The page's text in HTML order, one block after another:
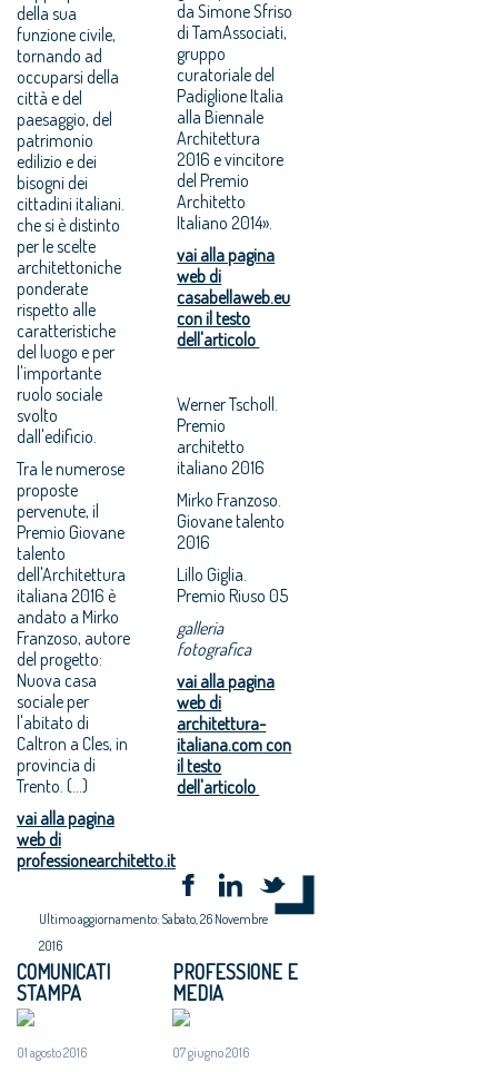
della sua
funzione civile,
tornando ad
occuparsi della
città e del
paesaggio, del
patrimonio
edilizio e dei
bisogni dei
cittadini italiani.
che si è distinto
per le scelte
architettoniche
ponderate
rispetto alle
caratteristiche
del luogo e per
l'importante
ruolo sociale
svolto
dall'edificio.
Tra le numerose
proposte
pervenute, il
Premio Giovane
talento
dell'Architettura
italiana 2016 è
andato a Mirko
Franzoso, autore
del progetto:
Nuova casa
sociale per
l'abitato di
Caltron a Cles, in
provincia di
Trento. (...)
vai alla pagina
web di
professionearchitetto.it
da Simone Sfriso
di TamAssociati,
gruppo
curatoriale del
Padiglione Italia
alla Biennale
Architettura
2016 e vincitore
del Premio
Architetto
Italiano 2014».
vai alla pagina
web di
casabellaweb.eu
con il testo
dell'articolo
Werner Tscholl.
Premio
architetto
italiano 2016
Mirko Franzoso.
Giovane talento
2016
Lillo Giglia.
Premio Riuso 05
galleria
fotografica
vai alla pagina
web di
architettura-
italiana.com con
il testo
dell'articolo
Ultimo aggiornamento: Sabato, 26 Novembre
2016
COMUNICATI
STAMPA
01 agosto 2016
PROFESSIONE E
MEDIA
07 giugno 2016